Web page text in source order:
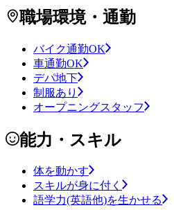
職場環境・通勤
バイク通勤OK
車通勤OK
デパ地下
制服あり
オープニングスタッフ
能力・スキル
体を動かす
スキルが身に付く
語学力(英語他)を生かせる